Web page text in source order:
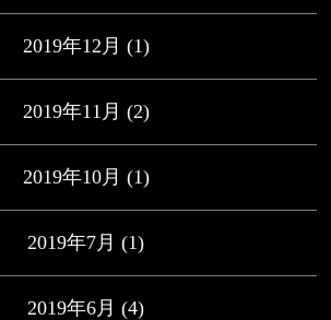
2019年12月 (1)
2019年11月 (2)
2019年10月 (1)
2019年7月 (1)
2019年6月 (4)